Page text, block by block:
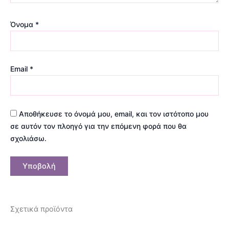
Όνομα *
Email *
Αποθήκευσε το όνομά μου, email, και τον ιστότοπο μου
σε αυτόν τον πλοηγό για την επόμενη φορά που θα
σχολιάσω.
Σχετικά προϊόντα